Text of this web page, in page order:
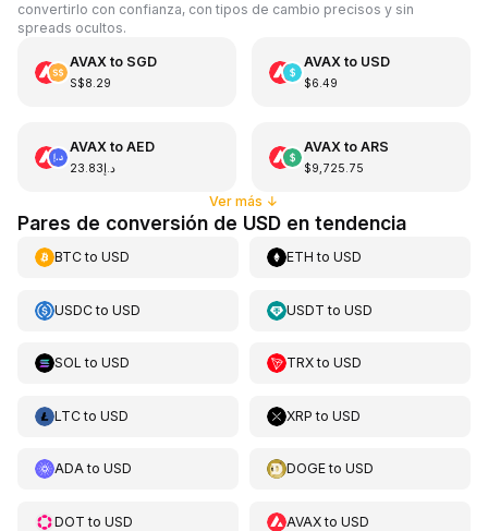
convertirlo con confianza, con tipos de cambio precisos y sin
spreads ocultos.
AVAXto SGD
S$8.29
AVAXto USD
$6.49
AVAXto AED
د.إ23.83
AVAXto ARS
$9,725.75
Ver más ↓
Pares de conversión de USD en tendencia
BTCto USD ETH toUSD
USDCto USD USDT toUSD
SOL to USD TRXtoUSD
LTCto USD XRP toUSD
ADAto USD DOGEtoUSD
DOT to USD AVAXtoUSD